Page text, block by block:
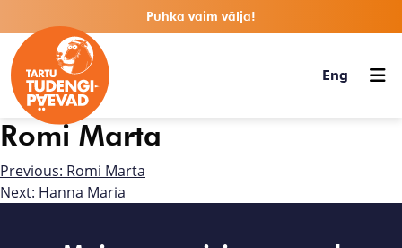
Puhka vaim välja!
Eng
Romi Marta
Previous: Romi Marta
Next: Hanna Maria